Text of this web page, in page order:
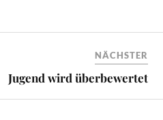
NÄCHSTER
Jugend wird überbewertet